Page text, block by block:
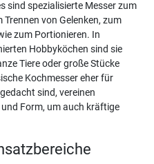
sind spezialisierte Messer zum
von Gelenken, zum
zum Portionieren. In
Hobbyköchen sind sie
Tiere oder große Stücke
Kochmesser eher für
sind, vereinen
Form, um auch kräftige